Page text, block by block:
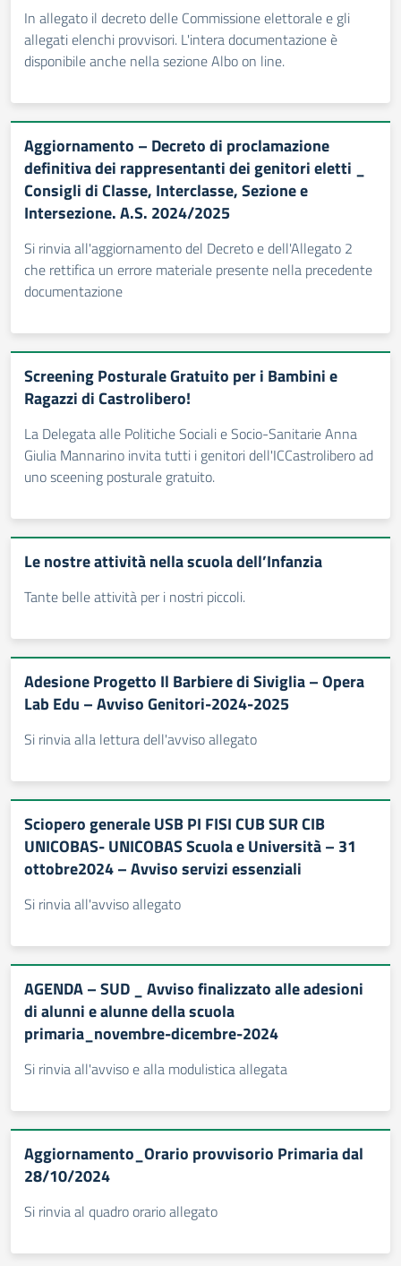
In allegato il decreto delle Commissione elettorale e gli
allegati elenchi provvisori. L'intera documentazione è
disponibile anche nella sezione Albo on line.
Aggiornamento – Decreto di proclamazione
definitiva dei rappresentanti dei genitori eletti _
Consigli di Classe, Interclasse, Sezione e
Intersezione. A.S. 2024/2025
Si rinvia all'aggiornamento del Decreto e dell'Allegato 2
che rettifica un errore materiale presente nella precedente
documentazione
Screening Posturale Gratuito per i Bambini e
Ragazzi di Castrolibero!
La Delegata alle Politiche Sociali e Socio-Sanitarie Anna
Giulia Mannarino invita tutti i genitori dell'ICCastrolibero ad
uno sceening posturale gratuito.
Le nostre attività nella scuola dell’Infanzia
Tante belle attività per i nostri piccoli.
Adesione Progetto Il Barbiere di Siviglia – Opera
Lab Edu – Avviso Genitori-2024-2025
Si rinvia alla lettura dell'avviso allegato
Sciopero generale USB PI FISI CUB SUR CIB
UNICOBAS- UNICOBAS Scuola e Università – 31
ottobre2024 – Avviso servizi essenziali
Si rinvia all'avviso allegato
AGENDA – SUD _ Avviso finalizzato alle adesioni
di alunni e alunne della scuola
primaria_novembre-dicembre-2024
Si rinvia all'avviso e alla modulistica allegata
Aggiornamento_Orario provvisorio Primaria dal
28/10/2024
Si rinvia al quadro orario allegato